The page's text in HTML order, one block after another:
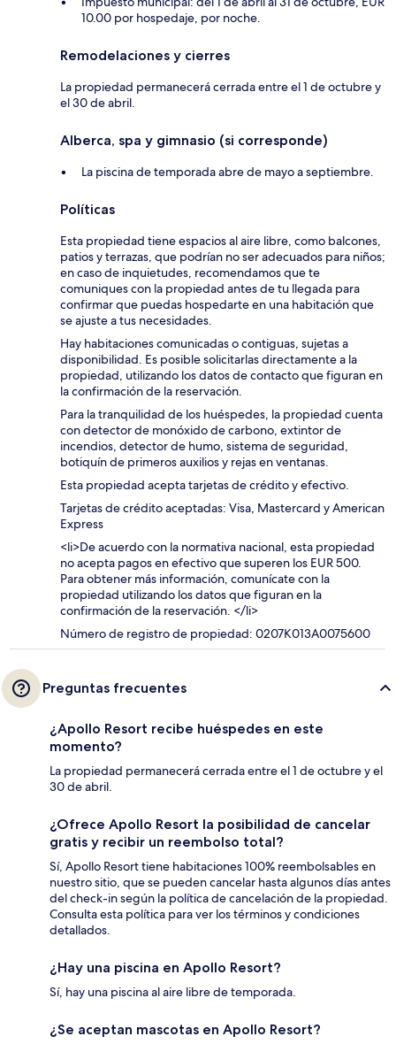
10.00 por hospedaje, por noche.
Remodelaciones y cierres
La propiedad permanecerá cerrada entre el 1 de octubre y
el 30 de abril.
Alberca, spa y gimnasio (si corresponde)
La piscina de temporada abre de mayo a septiembre.
Políticas
Esta propiedad tiene espacios al aire libre, como balcones,
patios y terrazas, que podrían no ser adecuados para niños;
en caso de inquietudes, recomendamos que te
comuniques con la propiedad antes de tu llegada para
confirmar que puedas hospedarte en una habitación que
se ajuste a tus necesidades.
Hay habitaciones comunicadas o contiguas, sujetas a
disponibilidad. Es posible solicitarlas directamente a la
propiedad, utilizando los datos de contacto que figuran en
la confirmación de la reservación.
Para la tranquilidad de los huéspedes, la propiedad cuenta
con detector de monóxido de carbono, extintor de
incendios, detector de humo, sistema de seguridad,
botiquín de primeros auxilios y rejas en ventanas.
Esta propiedad acepta tarjetas de crédito y efectivo.
Tarjetas de crédito aceptadas: Visa, Mastercard y American
Express
<li>De acuerdo con la normativa nacional, esta propiedad
no acepta pagos en efectivo que superen los EUR 500.
Para obtener más información, comunícate con la
propiedad utilizando los datos que figuran en la
confirmación de la reservación. </li>
Número de registro de propiedad: 0207K013A0075600
Preguntas frecuentes
¿Apollo Resort recibe huéspedes en este
momento?
La propiedad permanecerá cerrada entre el 1 de octubre y el
30 de abril.
¿Ofrece Apollo Resort la posibilidad de cancelar
gratis y recibir un reembolso total?
Sí, Apollo Resort tiene habitaciones 100% reembolsables en
nuestro sitio, que se pueden cancelar hasta algunos días antes
del check-in según la política de cancelación de la propiedad.
Consulta esta política para ver los términos y condiciones
detallados.
¿Hay una piscina en Apollo Resort?
Sí, hay una piscina al aire libre de temporada.
¿Se aceptan mascotas en Apollo Resort?